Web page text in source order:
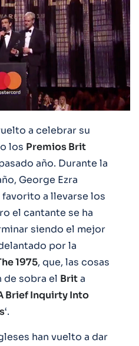
a celebrar su
los Premios Brit
año. Durante la
George Ezra
a llevarse los
el cantante se ha
siendo el mejor
por la
1975, que, las cosas
de sobra el Brita
Brief Inquirty Into
‘.
han vuelto a dar